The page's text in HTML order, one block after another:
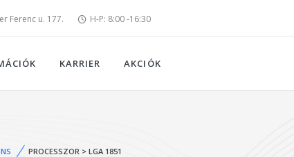
Ferenc u. 177. H-P: 8:00 -16:30
KARRIER AKCIÓK
PROCESSZOR > LGA 1851